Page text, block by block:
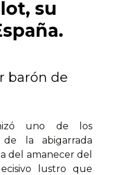
su
barón de
uno de los
de la abigarrada
del amanecer del
lustro que